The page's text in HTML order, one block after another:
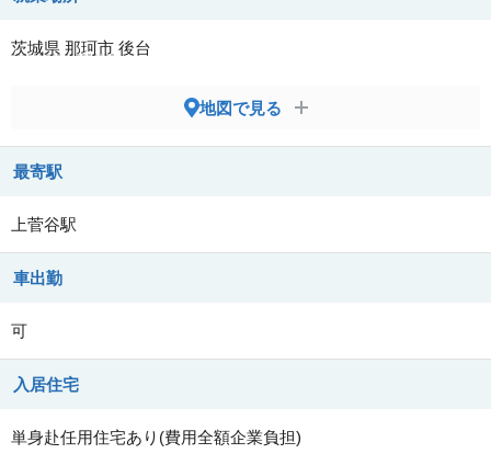
茨城県 那珂市 後台
地図で見る
最寄駅
上菅谷駅
車出勤
可
入居住宅
単身赴任用住宅あり(費用全額企業負担)